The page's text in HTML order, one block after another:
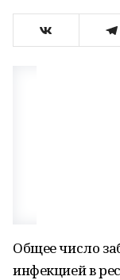
Общее число
инфекцией в